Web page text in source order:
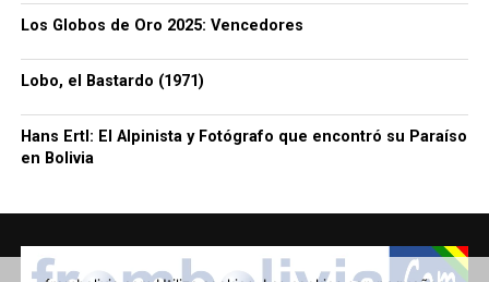
Los Globos de Oro 2025: Vencedores
Lobo, el Bastardo (1971)
Hans Ertl: El Alpinista y Fotógrafo que encontró su Paraíso
en Bolivia